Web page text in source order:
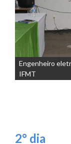
Engenheiro
IFMT
2° dia